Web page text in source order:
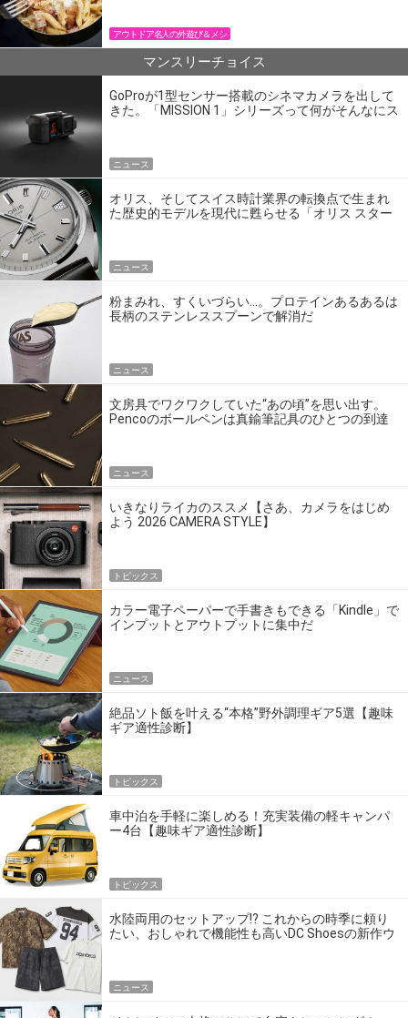
アウトドア名人の外遊び＆メシ
マンスリーチョイス
GoProが1型センサー搭載のシネマカメラを出して
きた。「MISSION 1」シリーズって何がそんなにス
ニュース
オリス、そしてスイス時計業界の転換点で生まれ
た歴史的モデルを現代に甦らせる「オリス スター
ニュース
粉まみれ、すくいづらい…。プロテインあるあるは
長柄のステンレススプーンで解消だ
ニュース
文房具でワクワクしていた“あの頃”を思い出す。
Pencoのボールペンは真鍮筆記具のひとつの到達
ニュース
いきなりライカのススメ【さあ、カメラをはじめ
よう 2026 CAMERA STYLE】
トピックス
カラー電子ペーパーで手書きもできる「Kindle」で
インプットとアウトプットに集中だ
ニュース
絶品ソト飯を叶える“本格”野外調理ギア5選【趣味
ギア適性診断】
トピックス
車中泊を手軽に楽しめる！充実装備の軽キャンパ
ー4台【趣味ギア適性診断】
トピックス
水陸両用のセットアップ!? これからの時季に頼り
たい、おしゃれで機能性も高いDC Shoesの新作ウ
ニュース